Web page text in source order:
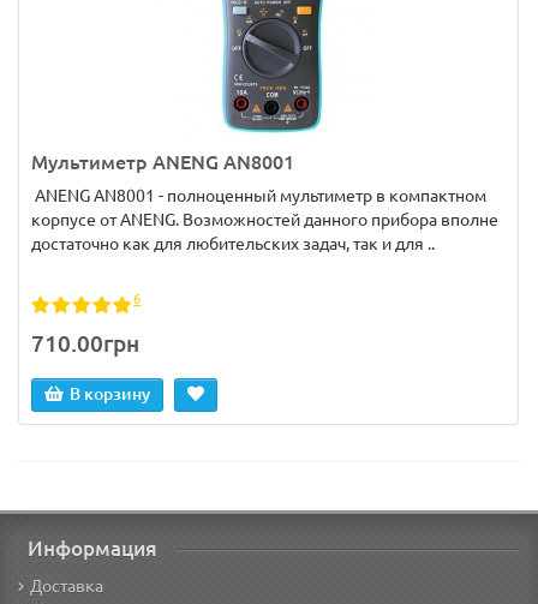
Мультиметр ANENG AN8001
ANENG AN8001 - полноценный мультиметр в компактном
корпусе от ANENG. Возможностей данного прибора вполне
достаточно как для любительских задач, так и для ..
6
710.00грн
В корзину
Информация
Доставка